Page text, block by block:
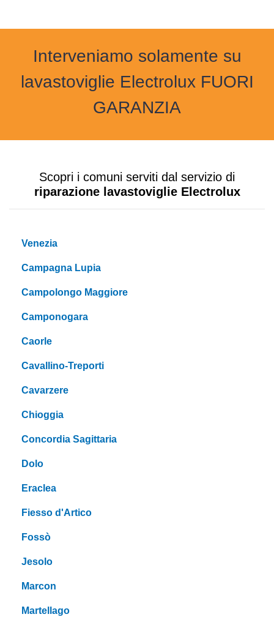
Interveniamo solamente su
lavastoviglie Electrolux FUORI
GARANZIA
Scopri i comuni serviti dal servizio di
riparazione lavastoviglie Electrolux
Venezia
Campagna Lupia
Campolongo Maggiore
Camponogara
Caorle
Cavallino-Treporti
Cavarzere
Chioggia
Concordia Sagittaria
Dolo
Eraclea
Fiesso d'Artico
Fossò
Jesolo
Marcon
Martellago